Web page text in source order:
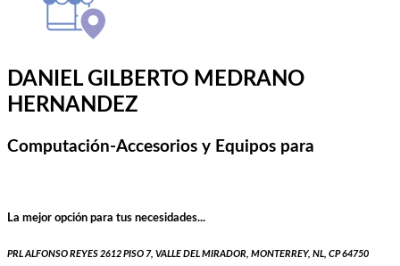
DANIEL GILBERTO MEDRANO
HERNANDEZ
Computación-Accesorios y Equipos para
La mejor opción para tus necesidades...
PRL ALFONSO REYES 2612 PISO 7, VALLE DEL MIRADOR, MONTERREY, NL, CP 64750